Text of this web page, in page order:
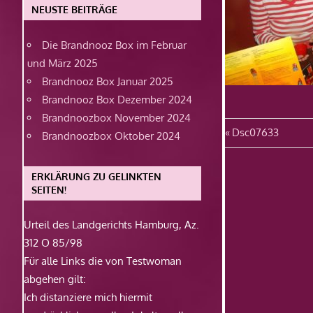
Vorheriger
Beitrag:
Dsc07633
NEUSTE BEITRÄGE
Die Brandnooz Box im Februar
und März 2025
Brandnooz Box Januar 2025
Brandnooz Box Dezember 2024
Brandnoozbox November 2024
Brandnoozbox Oktober 2024
ERKLÄRUNG ZU GELINKTEN
SEITEN!
Urteil des Landgerichts Hamburg, Az.
312 O 85/98
Für alle Links die von Testwoman
abgehen gilt:
Ich distanziere mich hiermit